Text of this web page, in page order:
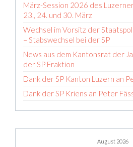
März-Session 2026 des
23., 24. und 30. März
Wechsel im Vorsitz der
– Stabswechsel bei der SP
News aus dem Kantonsrat der
der SP Fraktion
Dank der SP Kanton Luzern an
Dank der SP Kriens an Peter
August 2026